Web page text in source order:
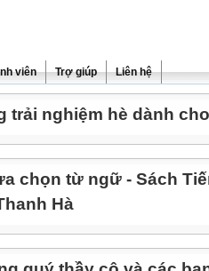
viên Trợ giúp Liên hệ
trải nghiệm hè dành
chọn từ ngữ - Sách
Hà